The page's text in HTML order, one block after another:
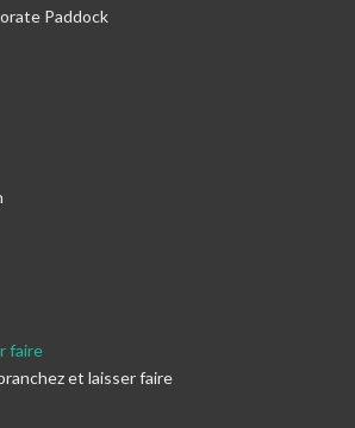
Paddock
faire
et laisser faire